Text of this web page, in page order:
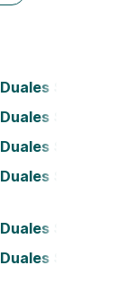
Duales Studium
Duales Studium
Duales Studium
Duales Studium
Duales Studium
Duales Studium